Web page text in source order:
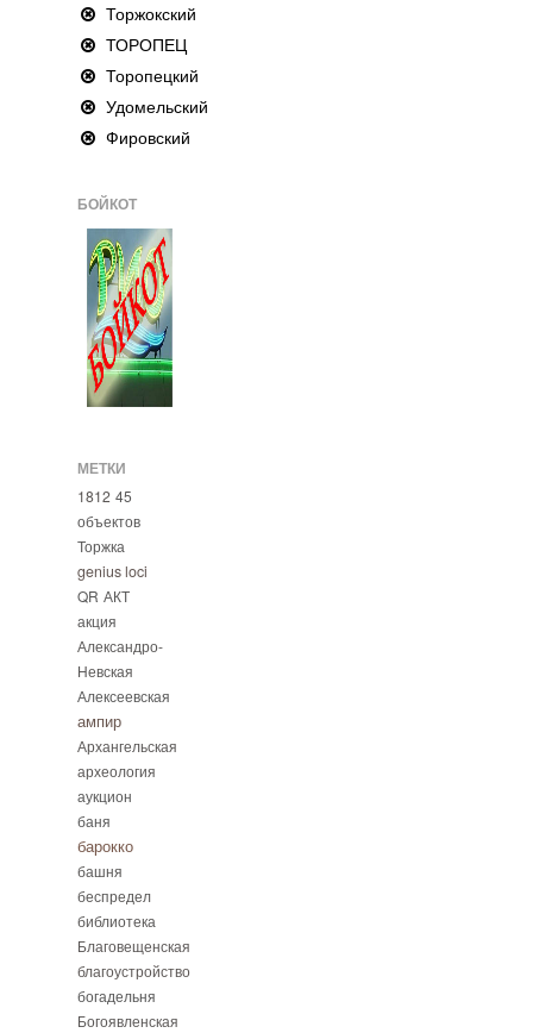
Торжокский
ТОРОПЕЦ
Торопецкий
Удомельский
Фировский
БОЙКОТ
МЕТКИ
1812 45
объектов
Торжка
genius loci
QR АКТ
акция
Александро-
Невская
Алексеевская
ампир
Архангельская
археология
аукцион
баня
барокко
башня
беспредел
библиотека
Благовещенская
благоустройство
богадельня
Богоявленская